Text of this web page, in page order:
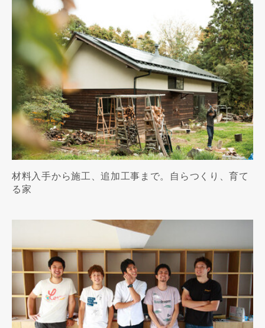
材料入手から施工、追加工事まで。自らつくり、育て
る家